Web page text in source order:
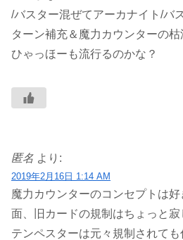
/バスター混ぜてアーカナイト/バ
ターン補充＆魔力カウンターの
ひゃっほーも流行るのかな？
匿名 より:
2019年2月16日 1:14 AM
魔力カウンターのコンセプトは
面、旧カードの規制はちょっと寂
テンペスターは元々規制されて